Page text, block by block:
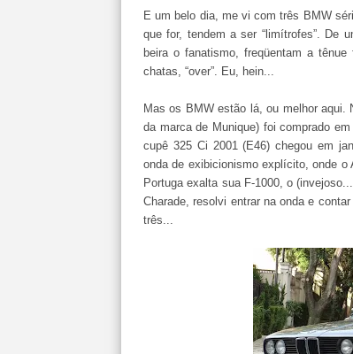
E um belo dia, me vi com três BMW
que for, tendem a ser “limítrofes”. De
beira o fanatismo, freqüentam a
chatas, “over”. Eu, hein...
Mas os BMW estão lá, ou melhor aqui.
da marca de Munique) foi comprado
cupê 325 Ci 2001 (E46) chegou em
onda de exibicionismo explícito, onde
Portuga exalta sua F-1000, o
Charade, resolvi entrar na onda e
três...